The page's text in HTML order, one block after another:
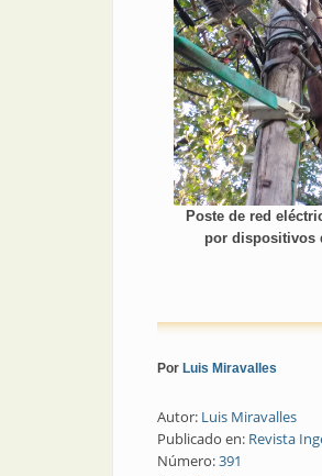
Poste de red
por dispositivos
Por Luis Miravalles
Autor: Luis Miravalles
Publicado en: Revista
Número:391